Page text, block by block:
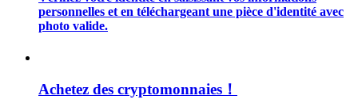
personnelles et en téléchargeant une pièce d'identité avec
photo valide.
Achetez des cryptomonnaies！